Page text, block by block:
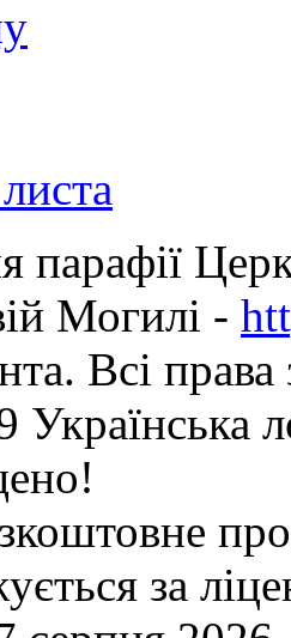
парафії
Могилі -
Всі
за